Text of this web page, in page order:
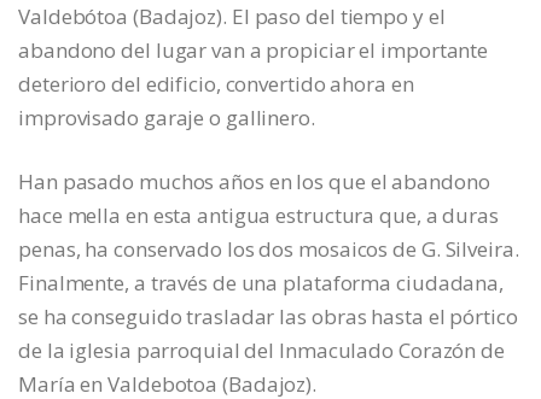
Valdebótoa (Badajoz). El paso del tiempo y el
abandono del lugar van a propiciar el importante
deterioro del edificio, convertido ahora en
improvisado garaje o gallinero.
Han pasado muchos años en los que el abandono
hace mella en esta antigua estructura que, a duras
penas, ha conservado los dos mosaicos de G. Silveira.
Finalmente, a través de una plataforma ciudadana,
se ha conseguido trasladar las obras hasta el pórtico
de la iglesia parroquial del Inmaculado Corazón de
María enValdebotoa (Badajoz).